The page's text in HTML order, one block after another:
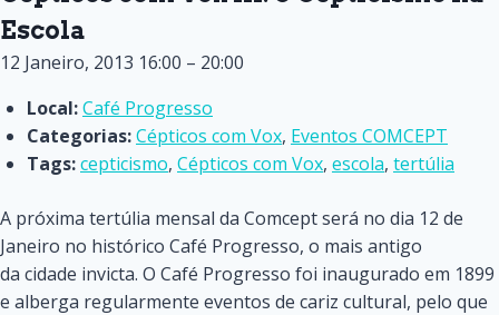
Escola
12 Janeiro, 2013 16:00 – 20:00
Local:Café Progresso
Categorias:Cépticos com Vox, Eventos COMCEPT
Tags:cepticismo, Cépticos com Vox, escola, tertúlia
A próxima tertúlia mensal da Comcept será no dia 12 de
Janeiro no histórico Café Progresso, o mais antigo
da cidade invicta. O Café Progresso foi inaugurado em 1899
e alberga regularmente eventos de cariz cultural, pelo que